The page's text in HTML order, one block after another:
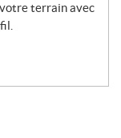
terrain avec